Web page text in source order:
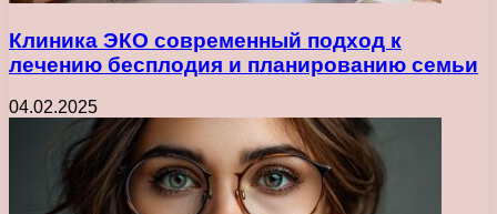
Клиника ЭКО современный подход к
лечению бесплодия и планированию семьи
04.02.2025